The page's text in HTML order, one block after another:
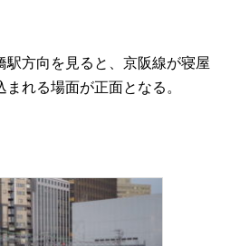
駅方向を見ると、京阪線が寝屋
れる場面が正面となる。